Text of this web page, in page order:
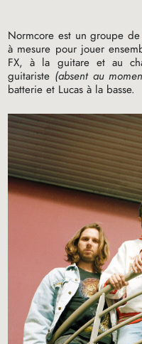
Normcore est un groupe
à mesure pour jouer
FX, à la guitare et au
guitariste (absent au
batterie et Lucas à la basse.